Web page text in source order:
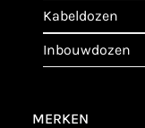
kabeldozen
inbouwdozen
MERKEN